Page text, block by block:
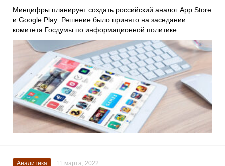
Минцифры планирует создать российский аналог App Store
и Google Play . Решение было принято на заседании
комитета Госдумы по информационной политике.
Аналитика 11 марта, 2022